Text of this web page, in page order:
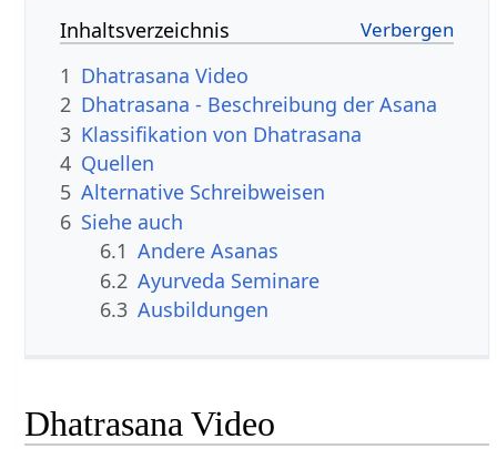
Inhaltsverzeichnis
1 Dhatrasana Video
2 Dhatrasana - Beschreibung der Asana
3 Klassifikation von Dhatrasana
4 Quellen
5 Alternative Schreibweisen
6 Siehe auch
6.1 Andere Asanas
6.2 Ayurveda Seminare
6.3 Ausbildungen
Dhatrasana Video